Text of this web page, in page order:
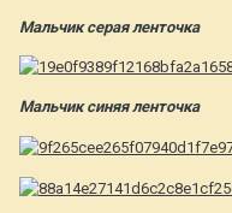
Мальчик серая ленточка
Мальчик синяя ленточка